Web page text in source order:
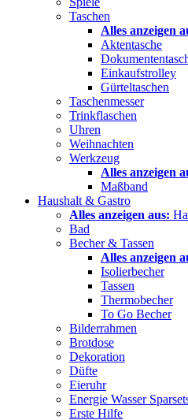
Taschen
Alles anzeigen
Aktentasche
Einkaufstrolley
Gürteltaschen
Taschenmesser
Trinkflaschen
Uhren
Weihnachten
Werkzeug
Alles anzeigen
Maßband
Haushalt & Gastro
Alles anzeigen aus:
Bad
Becher & Tassen
Alles anzeigen
Isolierbecher
Tassen
Thermobecher
To Go Becher
Bilderrahmen
Brotdose
Dekoration
Düfte
Eieruhr
Energie Wasser
Erste Hilfe